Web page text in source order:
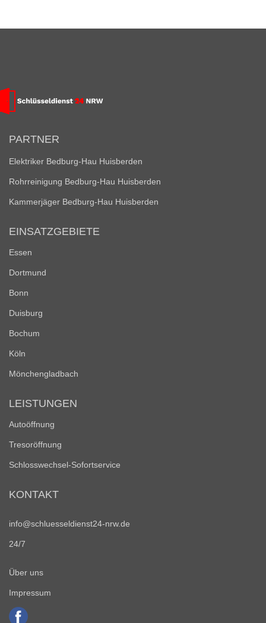
PARTNER
Elektriker Bedburg-Hau Huisberden
Rohrreinigung Bedburg-Hau Huisberden
Kammerjäger Bedburg-Hau Huisberden
EINSATZGEBIETE
Essen
Dortmund
Bonn
Duisburg
Bochum
Köln
Mönchengladbach
LEISTUNGEN
Autoöffnung
Tresoröffnung
Schlosswechsel-Sofortservice
KONTAKT
info@schluesseldienst24-nrw.de
24/7
Über uns
Impressum